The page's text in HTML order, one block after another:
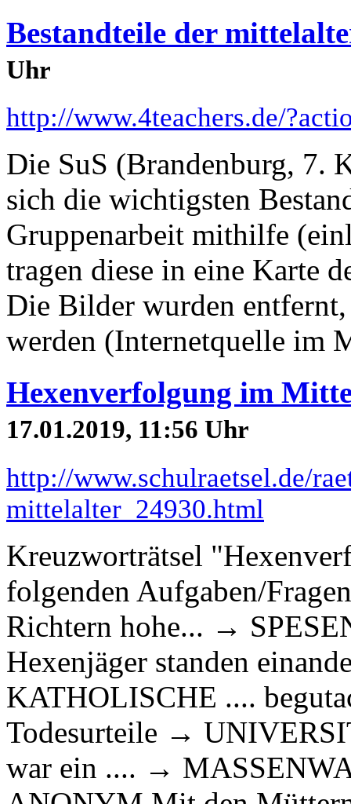
Bestandteile der
Uhr
http://www.4teachers.de/
Die SuS (Brandenburg, 7.
sich die wichtigsten
Gruppenarbeit mithilfe
tragen diese in eine Karte
Die Bilder wurden
werden (Internetquelle im
Hexenverfolgung im
17.01.2019, 11:56 Uhr
http://www.schulraetsel.de/
mittelalter_24930.html
Kreuzworträtsel
folgenden Aufgaben/
Richtern hohe... →
Hexenjäger standen
KATHOLISCHE ....
Todesurteile →
war ein .... →